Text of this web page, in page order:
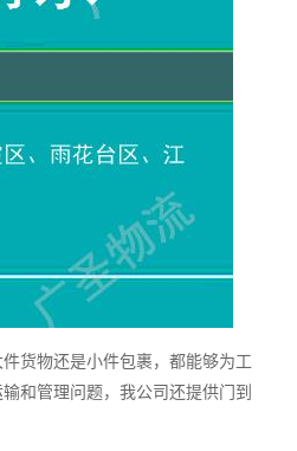
货物还是小件包裹，都能够为工
和管理问题，我公司还提供门到